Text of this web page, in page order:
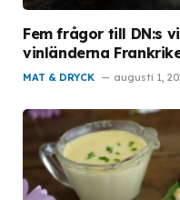
Fem frågor till DN:s
vinländerna
MAT & DRYCK augusti 1,